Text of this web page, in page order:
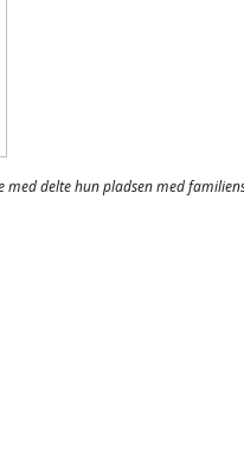
delte hun pladsen med